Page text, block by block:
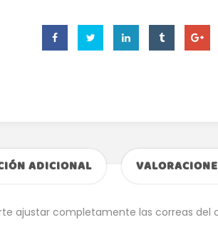
ADICIONAL
ajustar completamente las correas del